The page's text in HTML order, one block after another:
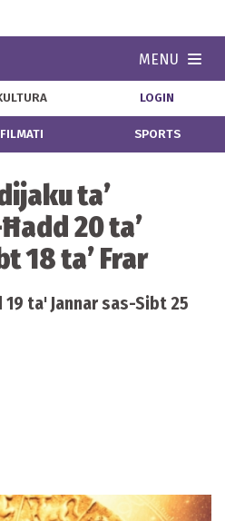
MENU
LOGIN
FILMATI SPORTS
ta’
20 ta’
18 ta’ Frar
ta' Jannar sas-Sibt 25